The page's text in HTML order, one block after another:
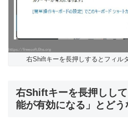
右Shiftキーを長押しするとフィル
右Shiftキーを長押しし
能が有効になる」とどう